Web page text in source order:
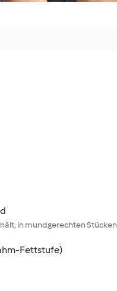
in mundgerechten Stücken
Fettstufe)